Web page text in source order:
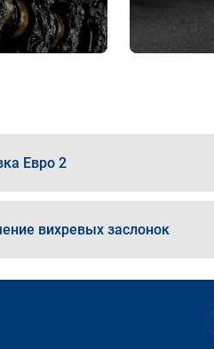
Евро 2
вихревых заслонок